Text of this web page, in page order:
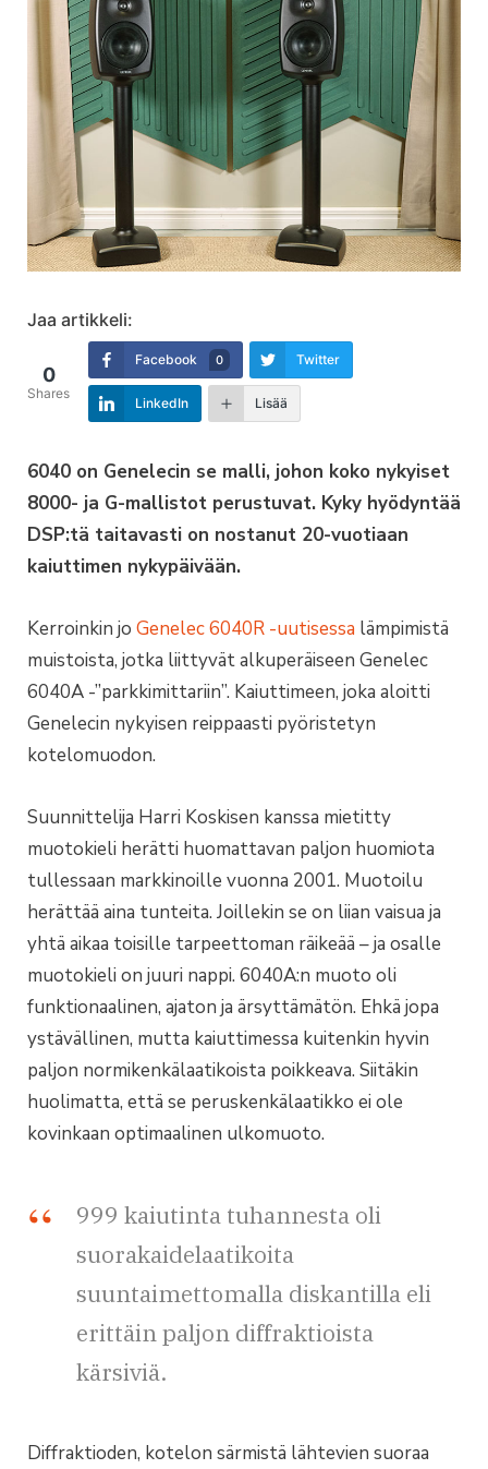
Jaa artikkeli:
0
Shares
Facebook 0 Twitter
LinkedIn Lisää
6040 on Genelecin se malli, johon koko nykyiset
8000- ja G-mallistot perustuvat. Kyky hyödyntää
DSP:tä taitavasti on nostanut 20-vuotiaan
kaiuttimen nykypäivään.
Kerroinkin jo Genelec 6040R -uutisessa lämpimistä
muistoista, jotka liittyvät alkuperäiseen Genelec
6040A -”parkkimittariin”. Kaiuttimeen, joka aloitti
Genelecin nykyisen reippaasti pyöristetyn
kotelomuodon.
Suunnittelija Harri Koskisen kanssa mietitty
muotokieli herätti huomattavan paljon huomiota
tullessaan markkinoille vuonna 2001. Muotoilu
herättää aina tunteita. Joillekin se on liian vaisua ja
yhtä aikaa toisille tarpeettoman räikeää – ja osalle
muotokieli on juuri nappi. 6040A:n muoto oli
funktionaalinen, ajaton ja ärsyttämätön. Ehkä jopa
ystävällinen, mutta kaiuttimessa kuitenkin hyvin
paljon normikenkälaatikoista poikkeava. Siitäkin
huolimatta, että se peruskenkälaatikko ei ole
kovinkaan optimaalinen ulkomuoto.
999 kaiutinta tuhannesta oli
suorakaidelaatikoita
suuntaimettomalla diskantilla eli
erittäin paljon diffraktioista
kärsiviä.
Diffraktioden, kotelon särmistä lähtevien suoraa